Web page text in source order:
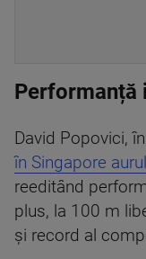
Performanță
David Popovici,
în Singapore
reeditând
plus, la 100 m
şi record al